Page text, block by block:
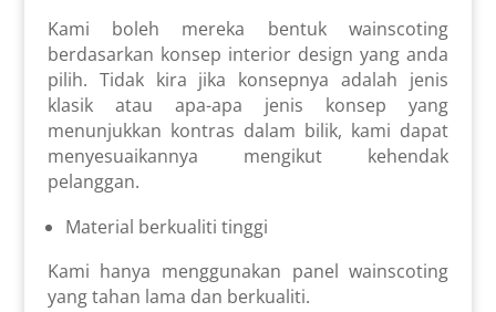
Kami boleh mereka bentuk wainscoting
berdasarkan konsep interior design yang anda
pilih. Tidak kira jika konsepnya adalah jenis
klasik atau apa-apa jenis konsep yang
menunjukkan kontras dalam bilik, kami dapat
menyesuaikannya mengikut kehendak
pelanggan.
Material berkualiti tinggi
Kami hanya menggunakan panel wainscoting
yang tahan lama dan berkualiti.